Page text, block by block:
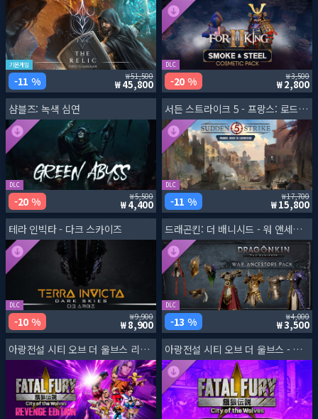
기본게임
11 % 51,500
45,800
DLC
20 % 3,500
2,800
샴블즈: 녹색 심연
DLC
20 % 5,500
4,400
서든 스트라이크 5 - 프랑스: 로드 투 리버레이션
DLC
11 % 17,700
15,800
테라 인빅타 - 다크 스카이즈
DLC
10 % 9,900
8,900
드래곤킨: 더 배니시드 - 워 앤세스터즈 팩
DLC
13 % 4,000
3,500
아랑전설 시티 오브 더 울브스 리벤지 에디션 아랑전설 시티 오브 더 울브스 - 시즌 패스 3